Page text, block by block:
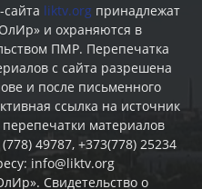
liktv.org принадлежат
и охраняются в
ПМР. Перепечатка
c сайта разрешена
и после письменного
ссылка на источник
материалов
49787, +373(778) 25234
info@liktv.org
Свидетельство о